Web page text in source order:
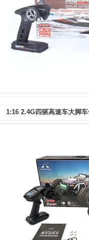
1:16 2.4G四驱高速车大脚